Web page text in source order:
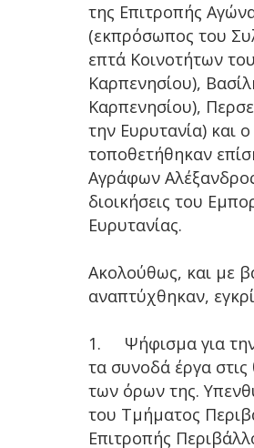
της Επιτροπής
(εκπρόσωπος του
επτά Κοινοτήτων
Καρπενησίου),
Καρπενησίου),
την Ευρυτανία)
τοποθετήθηκαν
Αγράφων
διοικήσεις του
Ευρυτανίας.
Ακολούθως, και με
αναπτύχθηκαν,
1.
Ψήφισμα για
τα συνοδά έργα στις
των όρων της.
του Τμήματος
Επιτροπής